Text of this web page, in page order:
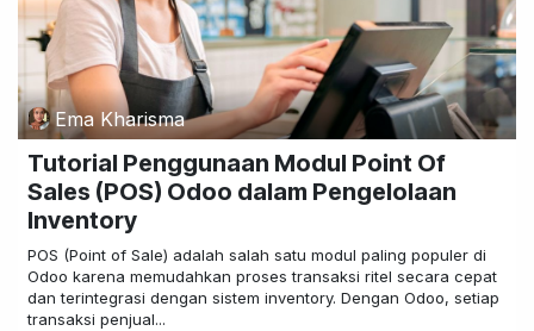
Ema Kharisma
Tutorial Penggunaan Modul Point Of
Sales (POS) Odoo dalam Pengelolaan
Inventory
POS (Point of Sale) adalah salah satu modul paling populer di
Odoo karena memudahkan proses transaksi ritel secara cepat
dan terintegrasi dengan sistem inventory. Dengan Odoo, setiap
transaksi penjual...